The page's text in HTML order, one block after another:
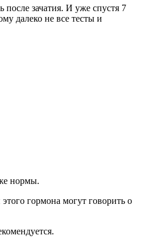
после зачатия. И уже спустя 7
далеко не все тесты и
нормы.
гормона могут говорить о